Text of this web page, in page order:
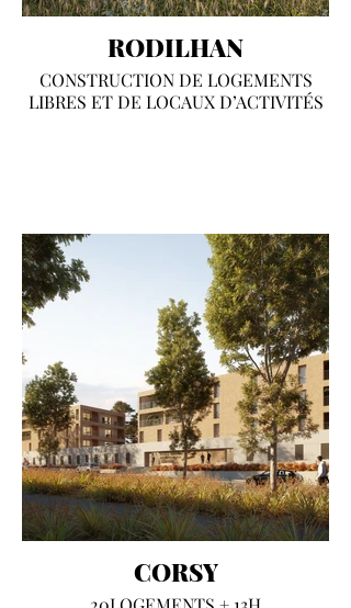
RODILHAN
CONSTRUCTION DE LOGEMENTS
LIBRES ET DE LOCAUX D’ACTIVITÉS
CORSY